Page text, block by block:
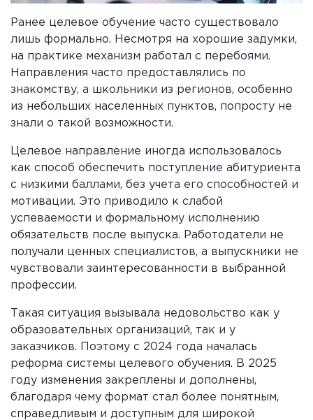
Ранее целевое обучение часто существовало
лишь формально. Несмотря на хорошие задумки,
на практике механизм работал с перебоями.
Направления часто предоставлялись по
знакомству, а школьники из регионов, особенно
из небольших населенных пунктов, попросту не
знали о такой возможности.
Целевое направление иногда использовалось
как способ обеспечить поступление абитуриента
с низкими баллами, без учета его способностей и
мотивации. Это приводило к слабой
успеваемости и формальному исполнению
обязательств после выпуска. Работодатели не
получали ценных специалистов, а выпускники не
чувствовали заинтересованности в выбранной
профессии.
Такая ситуация вызывала недовольство как у
образовательных организаций, так и у
заказчиков. Поэтому с 2024 года началась
реформа системы целевого обучения. В 2025
году изменения закреплены и дополнены,
благодаря чему формат стал более понятным,
справедливым и доступным для широкой